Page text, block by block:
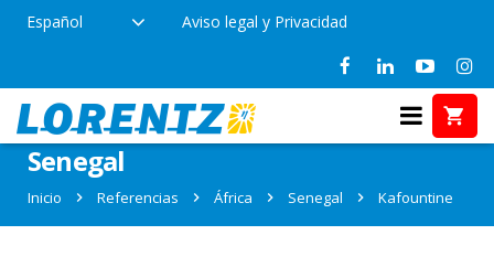
Español Aviso legal y Privacidad
Referencias en Kafountine,
Senegal
Inicio Referencias África Senegal Kafountine